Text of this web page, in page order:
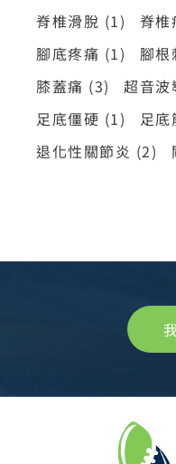
脊椎滑脫 (1) 脊椎
腳底疼痛 (1) 腳根
膝蓋痛 (3) 超音波
足底僵硬 (1) 足底
退化性關節炎 (2)